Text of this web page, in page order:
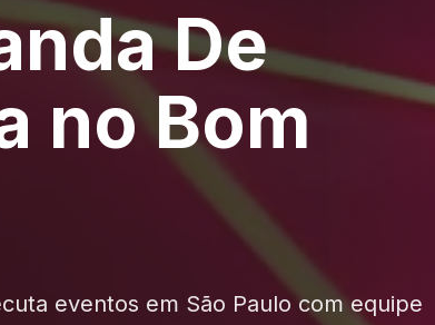
De
no Bom
eventos em São Paulo com equipe